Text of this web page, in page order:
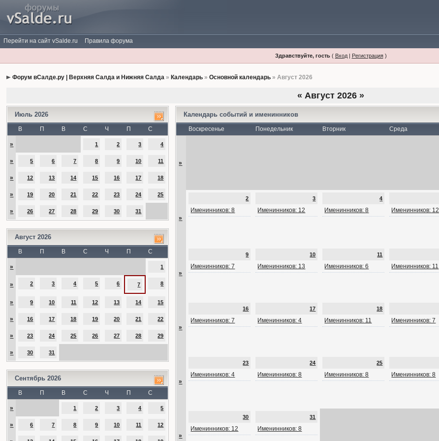
Перейти на сайт vSalde.ru Правила форума
Здравствуйте, гость( Вход| Регистрация)
Форум вСалде.ру | Верхняя Салда и Нижняя Салда » Календарь »Основной календарь » Август 2026
« Август 2026 »
Июль 2026
В П В С Ч П С
» 1 2 3 4
» 5 6 7 8 9 10 11
» 12 13 14 15 16 17 18
» 19 20 21 22 23 24 25
» 26 27 28 29 30 31
Август 2026
В П В С Ч П С
» 1
» 2 3 4 5 6 7 8
» 9 10 11 12 13 14 15
» 16 17 18 19 20 21 22
» 23 24 25 26 27 28 29
» 30 31
Сентябрь 2026
В П В С Ч П С
» 1 2 3 4 5
» 6 7 8 9 10 11 12
Календарь событий и именинников
Воскресенье Понедельник Вторник Среда
»
»
2
Именинников: 8
3
Именинников: 12
4
Именинников: 8 Именинников: 12
»
9
Именинников: 7
10
Именинников: 13
11
Именинников: 6 Именинников: 11
»
16
Именинников: 7
17
Именинников: 4
18
Именинников: 11 Именинников: 7
»
23
Именинников: 4
24
Именинников: 8
25
Именинников: 8 Именинников: 8
»
30
Именинников: 12
31
Именинников: 8